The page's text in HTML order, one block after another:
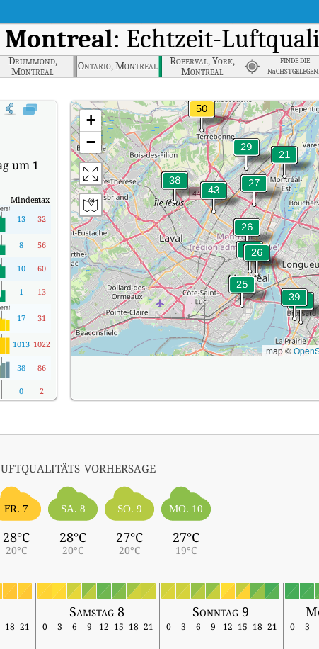
Montreal: Echtzeit-
Drummond,
Montreal
Ontario, Montreal
Roberval, York,
Montreal
FINDE DIE
(AQI).
um 1
Mindestmax
13 32
8 56
10 60
1 13
17 31
1013 1022
38 86
0 2
+
−
map ©
vorhersage
FR. 7
28°C
20°C
SA. 8
28°C
20°C
SO. 9
27°C
20°C
MO. 10
27°C
19°C
Samstag 8 Sonntag 9
18 21 0 3 6 9 12 15 18 21 0 3 6 9 12 15 18 21 0 3